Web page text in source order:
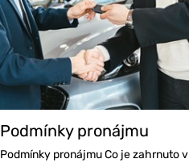
Podmínky pronájmu
Podmínky pronájmu Co je zahrnuto v